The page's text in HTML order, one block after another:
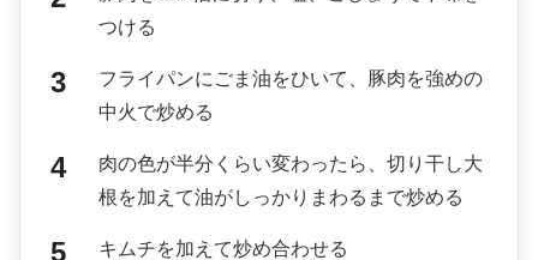
つける
フライパンにごま油をひいて、豚肉を強めの
中火で炒める
肉の色が半分くらい変わったら、切り干し大
根を加えて油がしっかりまわるまで炒める
キムチを加えて炒め合わせる